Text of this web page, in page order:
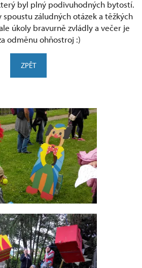
byl plný podivuhodných bytostí.
záludných otázek a těžkých
úkoly bravurně zvládly a večer je
odměnu ohňostroj :)
ZPĚT